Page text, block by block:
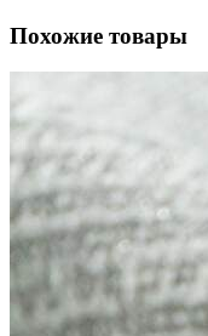
Похожие товары